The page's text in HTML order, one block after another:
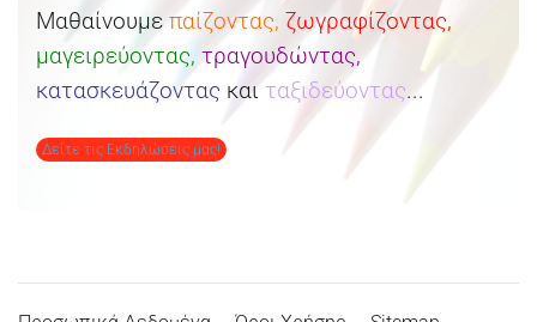
Μαθαίνουμε παίζοντας, ζωγραφίζοντας,
μαγειρεύοντας, τραγουδώντας,
κατασκευάζοντας και ταξιδεύοντας...
Δείτε τις Εκδηλώσεις μας!